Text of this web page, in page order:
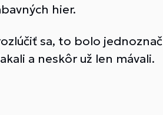
hier.
sa, to bolo
a neskôr už len mávali.